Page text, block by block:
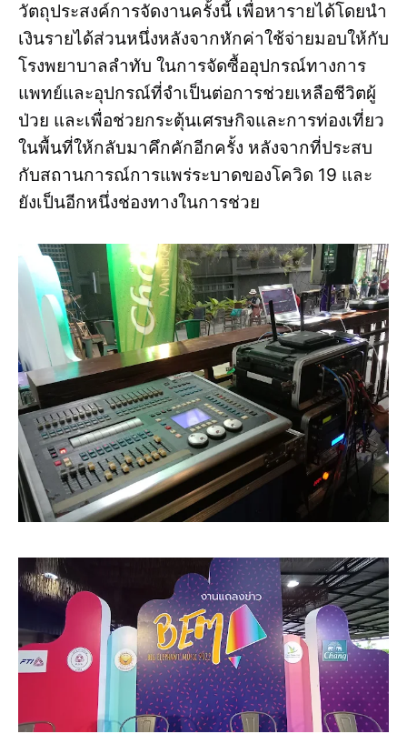
วัตถุประสงค์การจัดงานครั้งนี้ เพื่อหารายได้โดยนำ
เงินรายได้ส่วนหนึ่งหลังจากหักค่าใช้จ่ายมอบให้กับ
โรงพยาบาลลำทับ ในการจัดซื้ออุปกรณ์ทางการ
แพทย์และอุปกรณ์ที่จำเป็นต่อการช่วยเหลือชีวิตผู้
ป่วย และเพื่อช่วยกระตุ้นเศรษกิจและการท่องเที่ยว
ในพื้นที่ให้กลับมาคึกคักอีกครั้ง หลังจากที่ประสบ
กับสถานการณ์การแพร่ระบาดของโควิด 19 และ
ยังเป็นอีกหนึ่งช่องทางในการช่วย